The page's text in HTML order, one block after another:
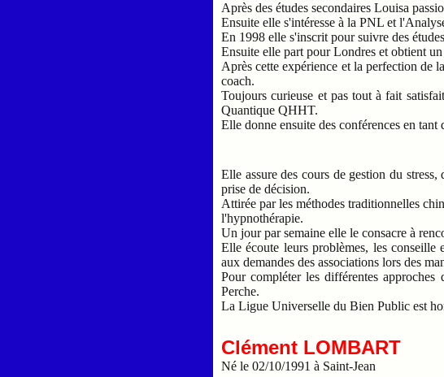
Après des études secondaires Louisa
Ensuite elle s'intéresse à la PNL et
En 1998 elle s'inscrit pour suivre des
Ensuite elle part pour Londres et obtient
Après cette expérience et la perfection de
coach.
Toujours curieuse et pas tout à fait
Quantique QHHT.
Elle donne ensuite des conférences en
Elle assure des cours de gestion du
prise de décision.
Attirée par les méthodes traditionnelles
l'hypnothérapie.
Un jour par semaine elle le consacre à
Elle écoute leurs problèmes, les
aux demandes des associations lors des
Pour compléter les différentes
Perche.
La Ligue Universelle du Bien Public est
Clément LOMBART
Né le 02/10/1991 à Saint-Jean